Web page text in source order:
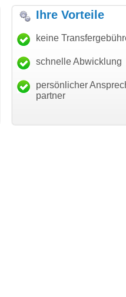
schnellen
guten Service!"
Thomas Schäfer
GmbH
"Ich bin
haben.
mein
Ihre Vorteile
keine
schnelle Abwicklung
persönlicher
partner